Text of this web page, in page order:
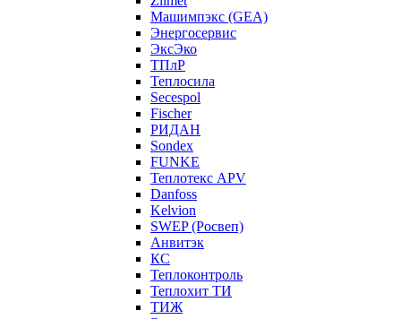
Машимпэкс (GEA)
Энергосервис
ЭксЭко
ТПлР
Теплосила
Secespol
Fischer
РИДАН
Sondex
FUNKE
Теплотекс APV
Danfoss
Kelvion
SWEP (Росвеп)
Анвитэк
КС
Теплоконтроль
Теплохит ТИ
ТИЖ